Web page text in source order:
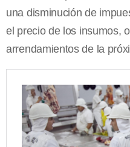
una disminución de
el precio de los insumos,
arrendamientos de la